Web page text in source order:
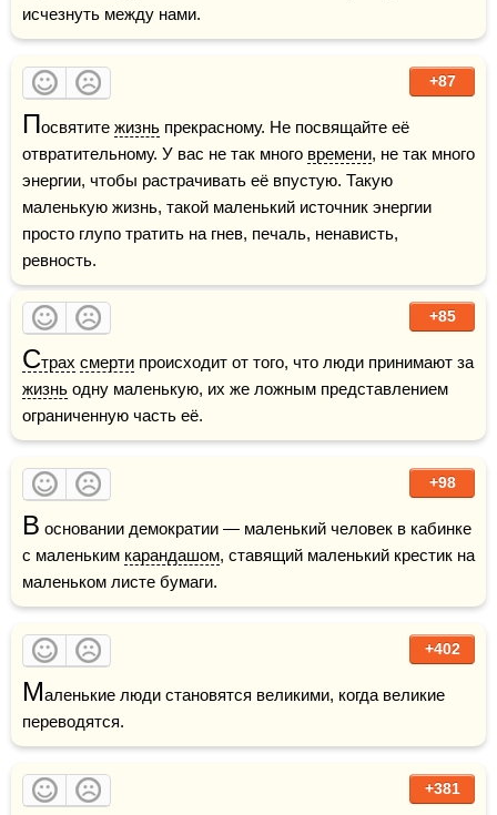
исчезнуть между нами.
+87
Посвятите жизнь прекрасному. Не посвящайте её
отвратительному. У вас не так много времени, не так много
энергии, чтобы растрачивать её впустую. Такую
маленькую жизнь, такой маленький источник энергии
просто глупо тратить на гнев, печаль, ненависть,
ревность.
+85
Страх смерти
жизнь одну маленькую, их же ложным представлением
ограниченную часть её.
+98
В основании демократии — маленький человек в кабинке
с маленьким карандашом, ставящий маленький крестик на
маленьком листе бумаги.
+402
Маленькие люди становятся великими, когда великие
переводятся.
+381